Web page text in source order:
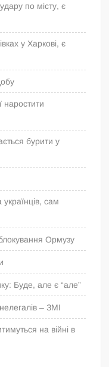
по місту, є
у Харкові, є
наростити
бурити у
сам
Ормузу
Буде, але є “але”
– ЗМІ
на війні в